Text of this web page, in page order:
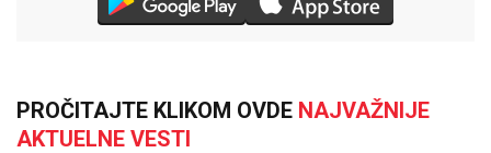
PROČITAJTE KLIKOM OVDE NAJVAŽNIJE
AKTUELNE VESTI